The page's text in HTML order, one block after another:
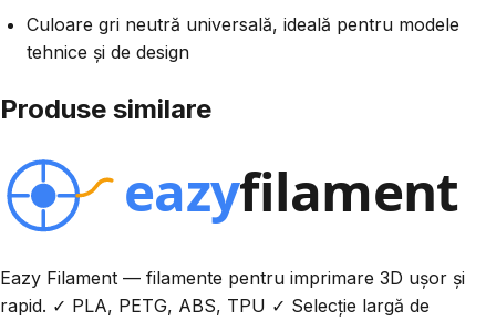
Culoare gri neutră universală, ideală pentru modele
tehnice și de design
Produse similare
Eazy Filament — filamente pentru imprimare 3D ușor și
rapid. ✓ PLA, PETG, ABS, TPU ✓ Selecție largă de